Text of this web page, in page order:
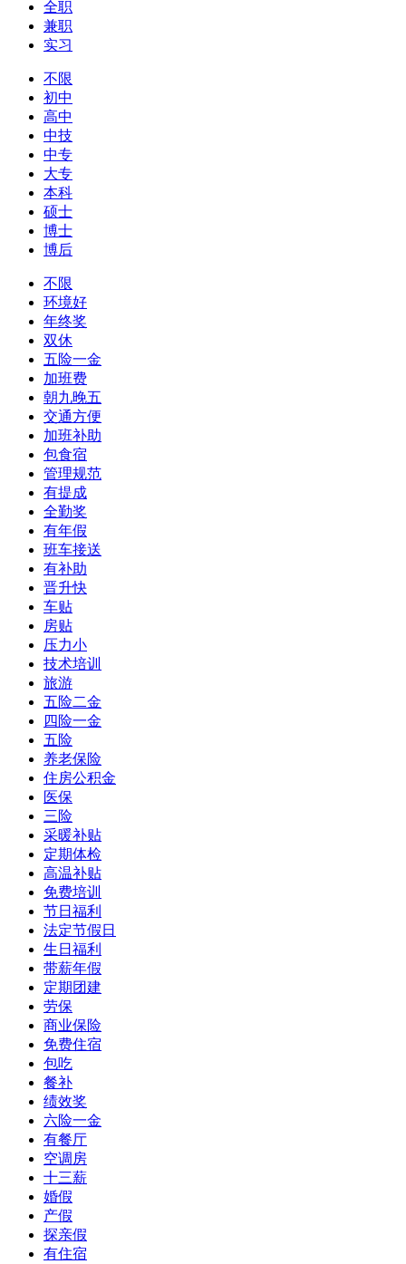
全职
兼职
实习
不限
初中
高中
中技
中专
大专
本科
硕士
博士
博后
不限
环境好
年终奖
双休
五险一金
加班费
朝九晚五
交通方便
加班补助
包食宿
管理规范
有提成
全勤奖
有年假
班车接送
有补助
晋升快
车贴
房贴
压力小
技术培训
旅游
五险二金
四险一金
五险
养老保险
住房公积金
医保
三险
采暖补贴
定期体检
高温补贴
免费培训
节日福利
法定节假日
生日福利
带薪年假
定期团建
劳保
商业保险
免费住宿
包吃
餐补
绩效奖
六险一金
有餐厅
空调房
十三薪
婚假
产假
探亲假
有住宿